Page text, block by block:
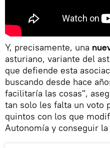
Y, precisamente, una
asturiano, variante del
que defiende esta
buscando desde hace
facilitaría las cosas",
tan solo les falta un voto
quintos con los que
Autonomía y conseguir